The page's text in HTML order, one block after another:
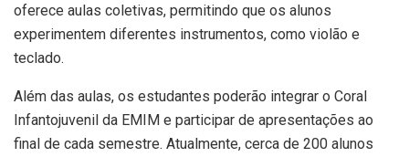
oferece aulas coletivas, permitindo que os alunos
experimentem diferentes instrumentos, como violão e
teclado.
Além das aulas, os estudantes poderão integrar o Coral
Infantojuvenil da EMIM e participar de apresentações ao
final de cada semestre. Atualmente, cerca de 200 alunos